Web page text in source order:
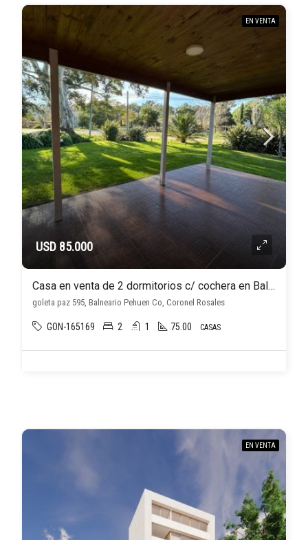
EN VENTA
USD 85.000
Casa en venta de 2 dormitorios c/ cochera en Balneario Pehuen Co
goleta paz 595, Balneario Pehuen Co, Coronel Rosales
GON-165169 2 1 75.00 CASAS
EN VENTA